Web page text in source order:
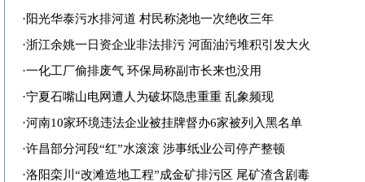
·阳光华泰污水排河道 村民称浇地一次绝收三年
·浙江余姚一日资企业非法排污 河面油污堆积引发大火
·一化工厂偷排废气 环保局称副市长来也没用
·宁夏石嘴山电网遭人为破坏隐患重重 乱象频现
·河南10家环境违法企业被挂牌督办6家被列入黑名单
·许昌部分河段“红”水滚滚 涉事纸业公司停产整顿
·洛阳栾川“改滩造地工程”成金矿排污区 尾矿渣含剧毒